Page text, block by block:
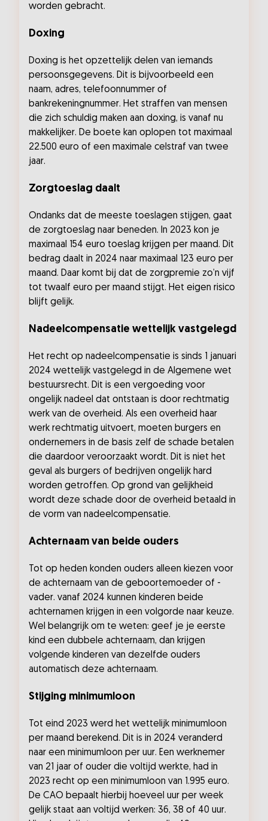
worden gebracht.
Doxing
Doxing is het opzettelijk delen van iemands
persoonsgegevens. Dit is bijvoorbeeld een
naam, adres, telefoonnummer of
bankrekeningnummer. Het straffen van mensen
die zich schuldig maken aan doxing, is vanaf nu
makkelijker. De boete kan oplopen tot maximaal
22.500 euro of een maximale celstraf van twee
jaar.
Zorgtoeslag daalt
Ondanks dat de meeste toeslagen stijgen, gaat
de zorgtoeslag naar beneden. In 2023 kon je
maximaal 154 euro toeslag krijgen per maand. Dit
bedrag daalt in 2024 naar maximaal 123 euro per
maand. Daar komt bij dat de zorgpremie zo’n vijf
tot twaalf euro per maand stijgt. Het eigen risico
blijft gelijk.
Nadeelcompensatie wettelijk vastgelegd
Het recht op nadeelcompensatie is sinds 1 januari
2024 wettelijk vastgelegd in de Algemene wet
bestuursrecht. Dit is een vergoeding voor
ongelijk nadeel dat ontstaan is door rechtmatig
werk van de overheid. Als een overheid haar
werk rechtmatig uitvoert, moeten burgers en
ondernemers in de basis zelf de schade betalen
die daardoor veroorzaakt wordt. Dit is niet het
geval als burgers of bedrijven ongelijk hard
worden getroffen. Op grond van gelijkheid
wordt deze schade door de overheid betaald in
de vorm van nadeelcompensatie.
Achternaam van beide ouders
Tot op heden konden ouders alleen kiezen voor
de achternaam van de geboortemoeder of -
vader. vanaf 2024 kunnen kinderen beide
achternamen krijgen in een volgorde naar keuze.
Wel belangrijk om te weten: geef je je eerste
kind een dubbele achternaam, dan krijgen
volgende kinderen van dezelfde ouders
automatisch deze achternaam.
Stijging minimumloon
Tot eind 2023 werd het wettelijk minimumloon
per maand berekend. Dit is in 2024 veranderd
naar een minimumloon per uur. Een werknemer
van 21 jaar of ouder die voltijd werkte, had in
2023 recht op een minimumloon van 1.995 euro.
De CAO bepaalt hierbij hoeveel uur per week
gelijk staat aan voltijd werken: 36, 38 of 40 uur.